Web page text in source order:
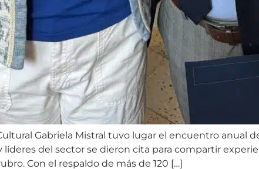
Gabriela Mistral tuvo lugar el encuentro anual
líderes del sector se dieron cita para compartir
Con el respaldo de más de 120 […]